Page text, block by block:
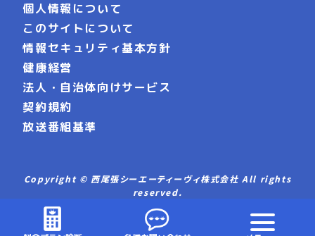
個人情報について
このサイトについて
情報セキュリティ基本方針
健康経営
法人・自治体向けサービス
契約規約
放送番組基準
Copyright © 西尾張シーエーティーヴィ株式会社 All rights
reserved.